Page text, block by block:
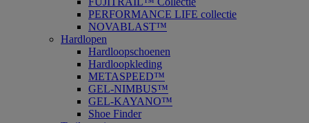
PERFORMANCE LIFE collectie
NOVABLAST™
Hardlopen
Hardloopschoenen
Hardloopkleding
METASPEED™
GEL-NIMBUS™
GEL-KAYANO™
Shoe Finder